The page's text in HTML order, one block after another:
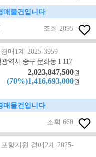
매물건입니다
조회 2095
매1계 2025-3959
역시 중구 문화동 1-117
2,023,847,500원
(70%)1,416,693,000원
매물건입니다
조회 660
항지원 경매2계 2025-